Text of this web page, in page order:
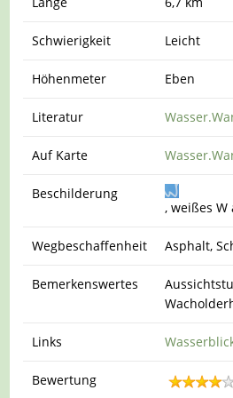
Schwierigkeit Leicht
Höhenmeter Eben
Literatur
Auf Karte
Beschilderung
, weißes
Wegbeschaffenheit Asphalt,
Bemerkenswertes
Links
Bewertung